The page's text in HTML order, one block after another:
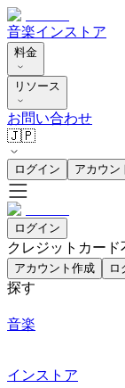
音楽インストア
料金
リソース
お問い合わせ
🇯🇵
ログイン アカウン
ログイン
クレジットカード
アカウント作成 ロ
探す
音楽
インストア